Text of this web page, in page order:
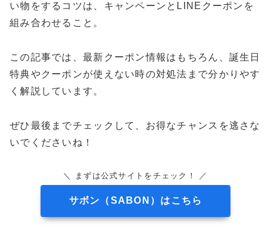
い物をするコツは、キャンペーンとLINEクーポンを
組み合わせること。
この記事では、最新クーポン情報はもちろん、誕生日
特典やクーポンが使えない時の対処法まで分かりやす
く解説しています。
ぜひ最後までチェックして、お得なチャンスを逃さな
いでくださいね！
＼ まずは公式サイトをチェック！ ／
サボン（SABON）はこちら